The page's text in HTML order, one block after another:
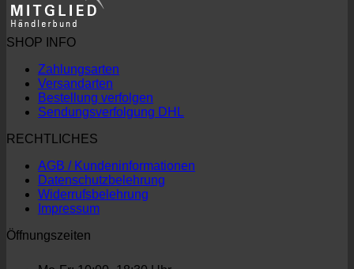
SHOP INFO
Zahlungsarten
Versandarten
Bestellung verfolgen
Sendungsverfolgung DHL
RECHTLICHES
AGB / Kundeninformationen
Datenschutzbelehrung
Widerrufsbelehrung
Impressum
Öffnungszeiten